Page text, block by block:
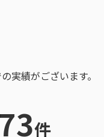
実績がございます。
件